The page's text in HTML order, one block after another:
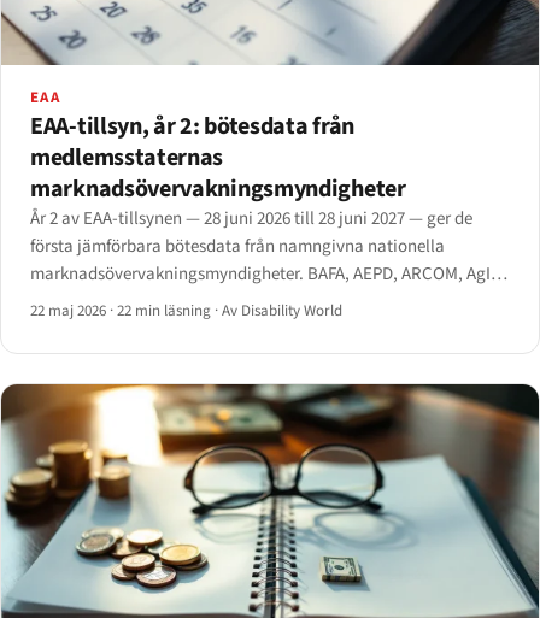
EAA
EAA-tillsyn, år 2: bötesdata från
medlemsstaternas
marknadsövervakningsmyndigheter
År 2 av EAA-tillsynen — 28 juni 2026 till 28 juni 2027 — ger de
första jämförbara bötesdata från namngivna nationella
marknadsövervakningsmyndigheter. BAFA, AEPD, ARCOM, AgID,
Tarbijakaitseamet, Agentschap Telecom och det nyinrättade
22 maj 2026 ·22 min läsning ·Av Disability World